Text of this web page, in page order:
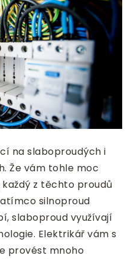
na slaboproudých i
Že vám tohle moc
z těchto proudů
silnoproud
slaboproud využívají
Elektrikář vám s
provést mnoho